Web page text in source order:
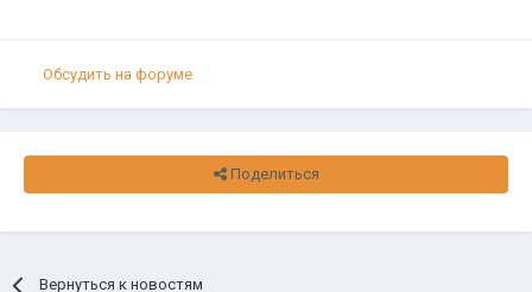
Обсудить на форуме
Поделиться
Вернуться к новостям